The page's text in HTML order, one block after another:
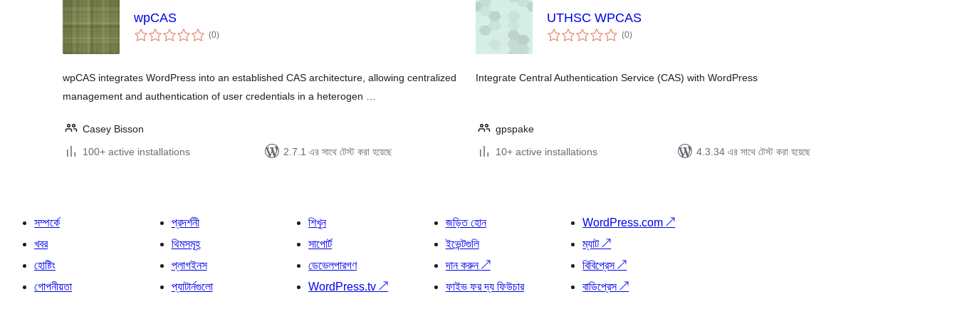
wpCAS
(0total
ratings
)
wpCAS integrates WordPress into an established CAS architecture, allowing centralized
management and authentication of user credentials in a heterogen …
Casey Bisson
100+ active installations
2.7.1 এর সাথে টেস্ট করা হয়েছে
UTHSC WPCAS
(0total
ratings
)
Integrate Central Authentication Service (CAS) with WordPress
gpspake
10+ active installations
4.3.34 এর সাথে টেস্ট করা হয়েছে
সম্পর্কে
খবর
হোষ্টিং
গোপনীয়তা
প্রদর্শনী
থিমসমূহ
প্লাগইনস
প্যাটার্নগুলো
শিখুন
সাপোর্ট
ডেভেলপারগণ
WordPress.tv↗
জড়িত হোন
ইভেন্টগুলি
দান করুন↗
ফাইভ ফর দ্য ফিউচার
WordPress.com↗
ম্যাট↗
বিবিপ্রেস↗
বাডিপ্রেস↗